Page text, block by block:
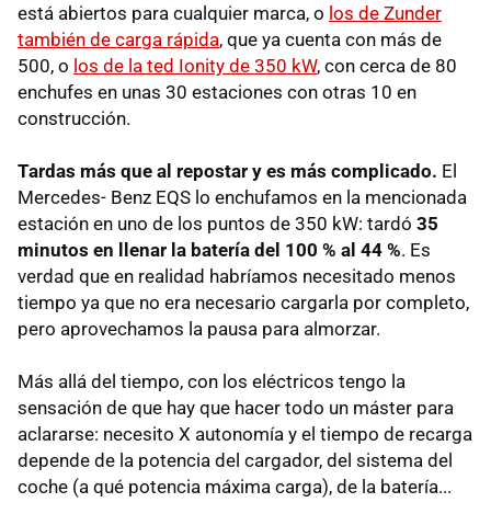
está abiertos para cualquier marca, o los de Zunder
también de carga rápida, que ya cuenta con más de
500, o los de la ted Ionity de 350 kW, con cerca de 80
enchufes en unas 30 estaciones con otras 10 en
construcción.
Tardas más que al repostar y es más complicado. El
Mercedes- Benz EQS lo enchufamos en la mencionada
estación en uno de los puntos de 350 kW: tardó 35
minutos en llenar la batería del 100 % al 44 %. Es
verdad que en realidad habríamos necesitado menos
tiempo ya que no era necesario cargarla por completo,
pero aprovechamos la pausa para almorzar.
Más allá del tiempo, con los eléctricos tengo la
sensación de que hay que hacer todo un máster para
aclararse: necesito X autonomía y el tiempo de recarga
depende de la potencia del cargador, del sistema del
coche (a qué potencia máxima carga), de la batería...